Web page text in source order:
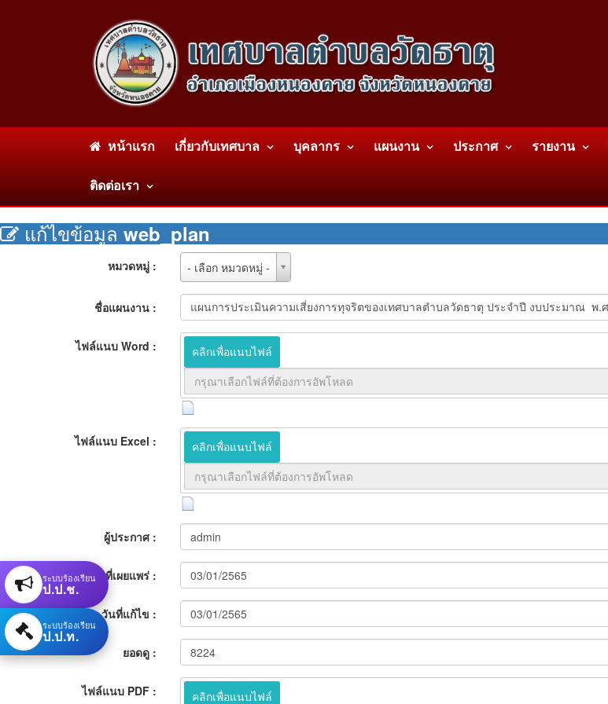
หน้าแรก เกี่ยวกับเทศบาล บุคลากร แผนงาน ประกาศ รายงาน
ติดต่อเรา
แก้ไขข้อมูล web_plan
หมวดหมู่ : - เลือก หมวดหมู่ -
หมวด
หมู่
:
ชื่อแผนงาน :
ไฟล์แนบ Word : คลิกเพื่อแนบไฟล์
ไฟล์แนบ Excel : คลิกเพื่อแนบไฟล์
ผู้ประกาศ :
วันที่เผยแพร่ :
วันที่แก้ไข :
ยอดดู :
ไฟล์แนบ PDF : คลิกเพื่อแนบไฟล์
ระบบร้องเรียน
ป.ป.ช.
ระบบร้องเรียน
ป.ป.ท.